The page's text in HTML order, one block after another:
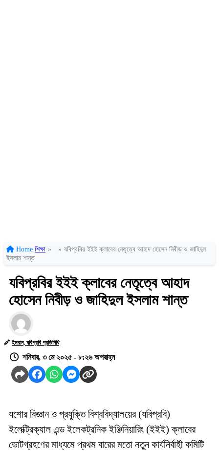
Home শিক্ষা » » যবিপ্রবির ইইই ক্লাবের নেতৃত্বে আহাদ হোসেন নিবীড় ও জাহিদুল
ইসলাম শান্ত
যবিপ্রবির ইইই ক্লাবের নেতৃত্বে আহাদ
হোসেন নিবীড় ও জাহিদুল ইসলাম শান্ত
ইমরান, যবিপ্রবি প্রতিনিধি
শনিবার, ৩ মে ২০২৫ - ৮:২৬ অপরাহ্ন
যশোর বিজ্ঞান ও প্রযুক্তি বিশ্ববিদ্যালয়ের (যবিপ্রবি)
ইলেক্ট্রিক্যাল এন্ড ইলেকট্রনিক ইঞ্জিনিয়ারিং (ইইই) ক্লাবের
ভোটগ্রহণের মাধ্যমে প্রথম বারের মতো নতুন কার্যনির্বাহী কমিটি